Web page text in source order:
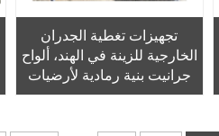
تجهيزات تغطية الجدران
الخارجية للزينة في الهند، ألواح
جرانيت بنية رمادية لأرضيات
المباني وتزيين المنازل